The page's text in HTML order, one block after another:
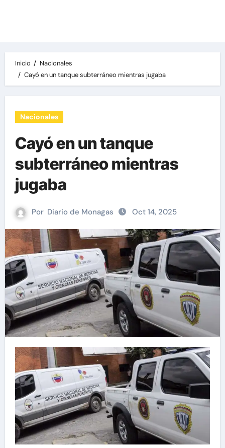
Inicio
Nacionales
Cayó en un tanque subterráneo mientras jugaba
Nacionales
Cayó en un tanque
subterráneo mientras
jugaba
Por Diario de Monagas Oct 14, 2025